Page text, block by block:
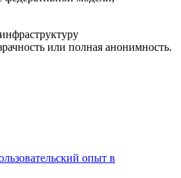
или полная анонимность.
опыт в